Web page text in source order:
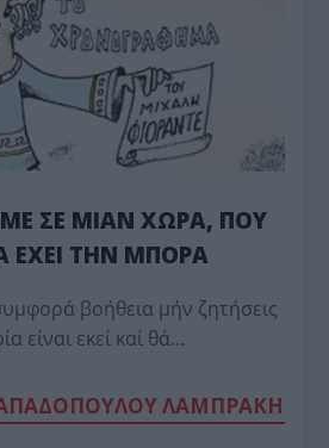
ΣΕ ΜΙΑΝ ΧΩΡΑ, ΠΟΥ
ΕΧΕΙ ΤΗΝ ΜΠΟΡΑ
βοήθεια μήν ζητήσεις
είναι εκεί καί θά…
ΛΑΜΠΡΑΚΗ